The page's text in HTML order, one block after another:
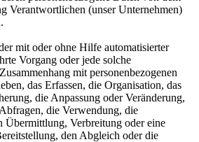
Verantwortlichen (unser Unternehmen)
mit oder ohne Hilfe automatisierter
Vorgang oder jede solche
mit personenbezogenen
das Erfassen, die Organisation, das
die Anpassung oder Veränderung,
die Verwendung, die
Übermittlung, Verbreitung oder eine
den Abgleich oder die